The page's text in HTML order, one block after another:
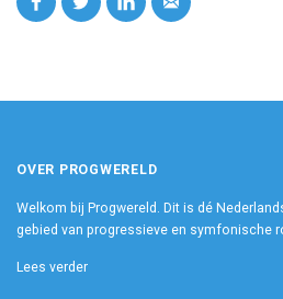
OVER PROGWERELD
Welkom bij Progwereld. Dit is dé
gebied van progressieve en symfonische
Lees verder